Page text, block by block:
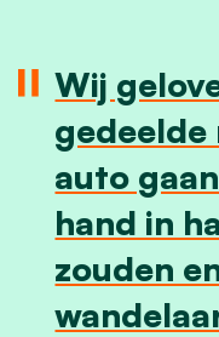
Wij
auto
hand in
zouden